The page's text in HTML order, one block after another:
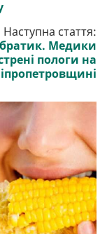
Наступна стаття:
братик. Медики
пологи на